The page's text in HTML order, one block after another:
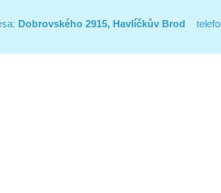
Dobrovského 2915, Havlíčkův Brod